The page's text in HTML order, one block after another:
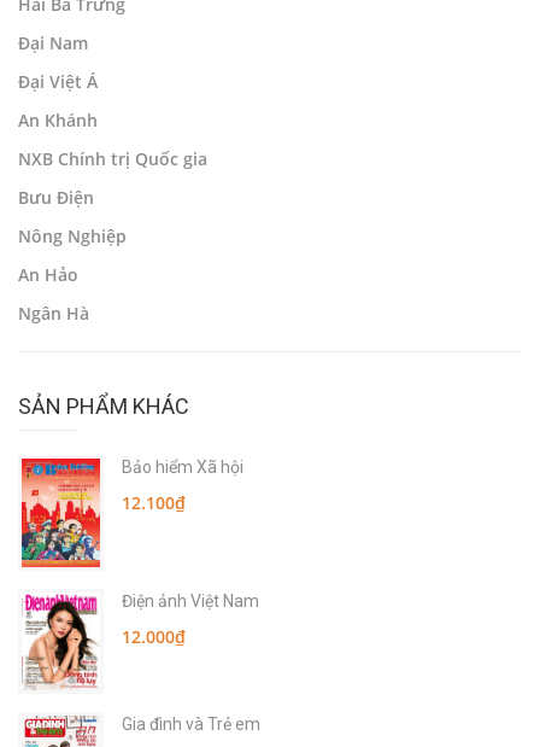
Đại Nam
Đại Việt Á
An Khánh
NXB Chính trị Quốc gia
Bưu Điện
Nông Nghiệp
An Hảo
Ngân Hà
SẢN PHẨM KHÁC
Bảo hiểm Xã hội
12.100₫
Điện ảnh Việt Nam
12.000₫
Gia đình và Trẻ em